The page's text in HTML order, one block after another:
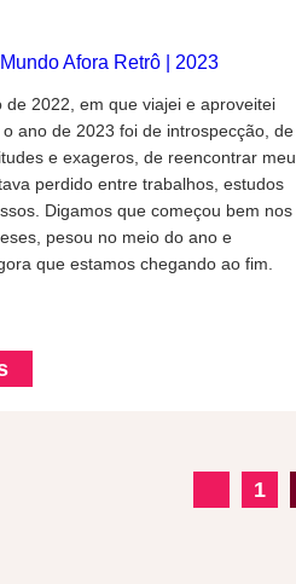
de 2022, em que viajei e aproveitei
ano de 2023 foi de introspecção, de
e exageros, de reencontrar meu
perdido entre trabalhos, estudos
Digamos que começou bem nos
pesou no meio do ano e
que estamos chegando ao fim.
1